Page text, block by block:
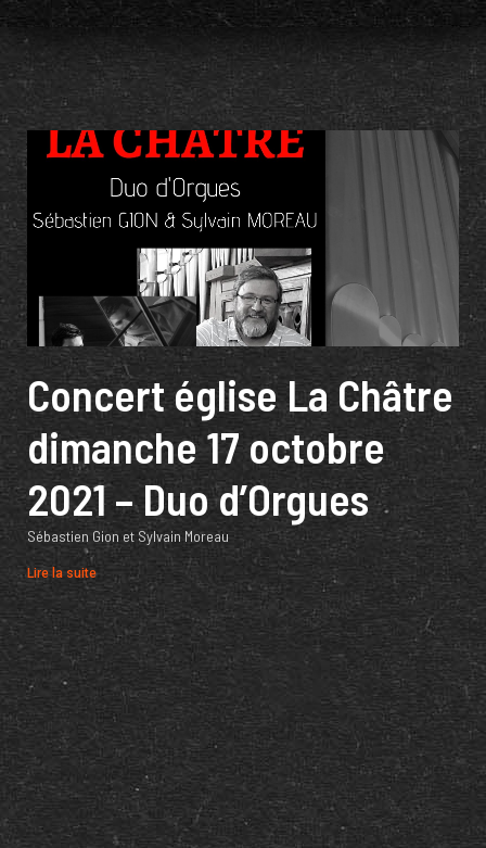
Concert église La Châtre
dimanche 17 octobre
2021 – Duo d’Orgues
Sébastien Gion et Sylvain Moreau
Lire la suite